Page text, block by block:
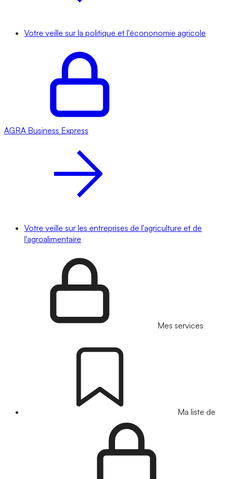
Votre veille sur la politique et l'écononomie agricole
AGRA Business Express
Votre veille sur les entreprises de l'agriculture et de
l'agroalimentaire
Mes services
Ma liste de